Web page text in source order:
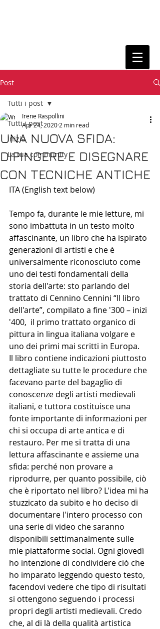
Post
Tutti i post
Inizia
La tua community
Tutti i post
UNA NUOVA SFIDA:
DIPINGERE E DISEGNARE
CON TECNICHE ANTICHE
Irene Raspollini
Apr 24, 2020 2 min read
ITA (English text below)
Tempo fa, durante le mie letture, mi
sono imbattuta in un testo molto
affascinante, un libro che ha ispirato
generazioni di artisti e che è
universalmente riconosciuto come
uno dei testi fondamentali della
storia dell'arte: sto parlando del
trattato di Cennino Cennini “Il libro
dell'arte”, compilato a fine '300 – inizi
'400,  il primo trattato organico di
pittura in lingua italiana volgare e
uno dei primi mai scritti in Europa.
Il libro contiene indicazioni piuttosto
dettagliate su tutte le procedure che
facevano parte del bagaglio di
conoscenze degli artisti medievali
italiani, e tuttora costituisce una
fonte importante di informazioni per
chi si occupa di arte antica e di
restauro. Per me si tratta di una
lettura affascinante e assieme una
sfida: perché non provare a
riprodurre, per quanto possibile, ciò
che è riportato nel libro? L'idea mi ha
stuzzicato da subito e ho deciso di
documentare l'intero processo con
una serie di video che saranno
disponibili settimanalmente sulle
mie piattaforme social. Ogni giovedì
ho intenzione di condividere ciò che
ho imparato leggendo questo testo,
facendovi vedere che tipo di risultati
si ottengono seguendo i processi
propri degli artisti medievali. Credo
che, al di là della qualità artistica